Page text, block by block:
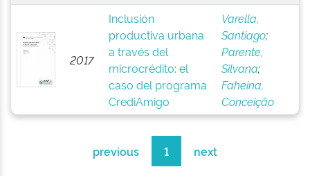
2017
Inclusión
productiva urbana
a través del
microcrédito: el
caso del programa
CrediAmigo
Varella,
Santiago;
Parente,
Silvana;
Faheina,
Conceição
previous 1 next